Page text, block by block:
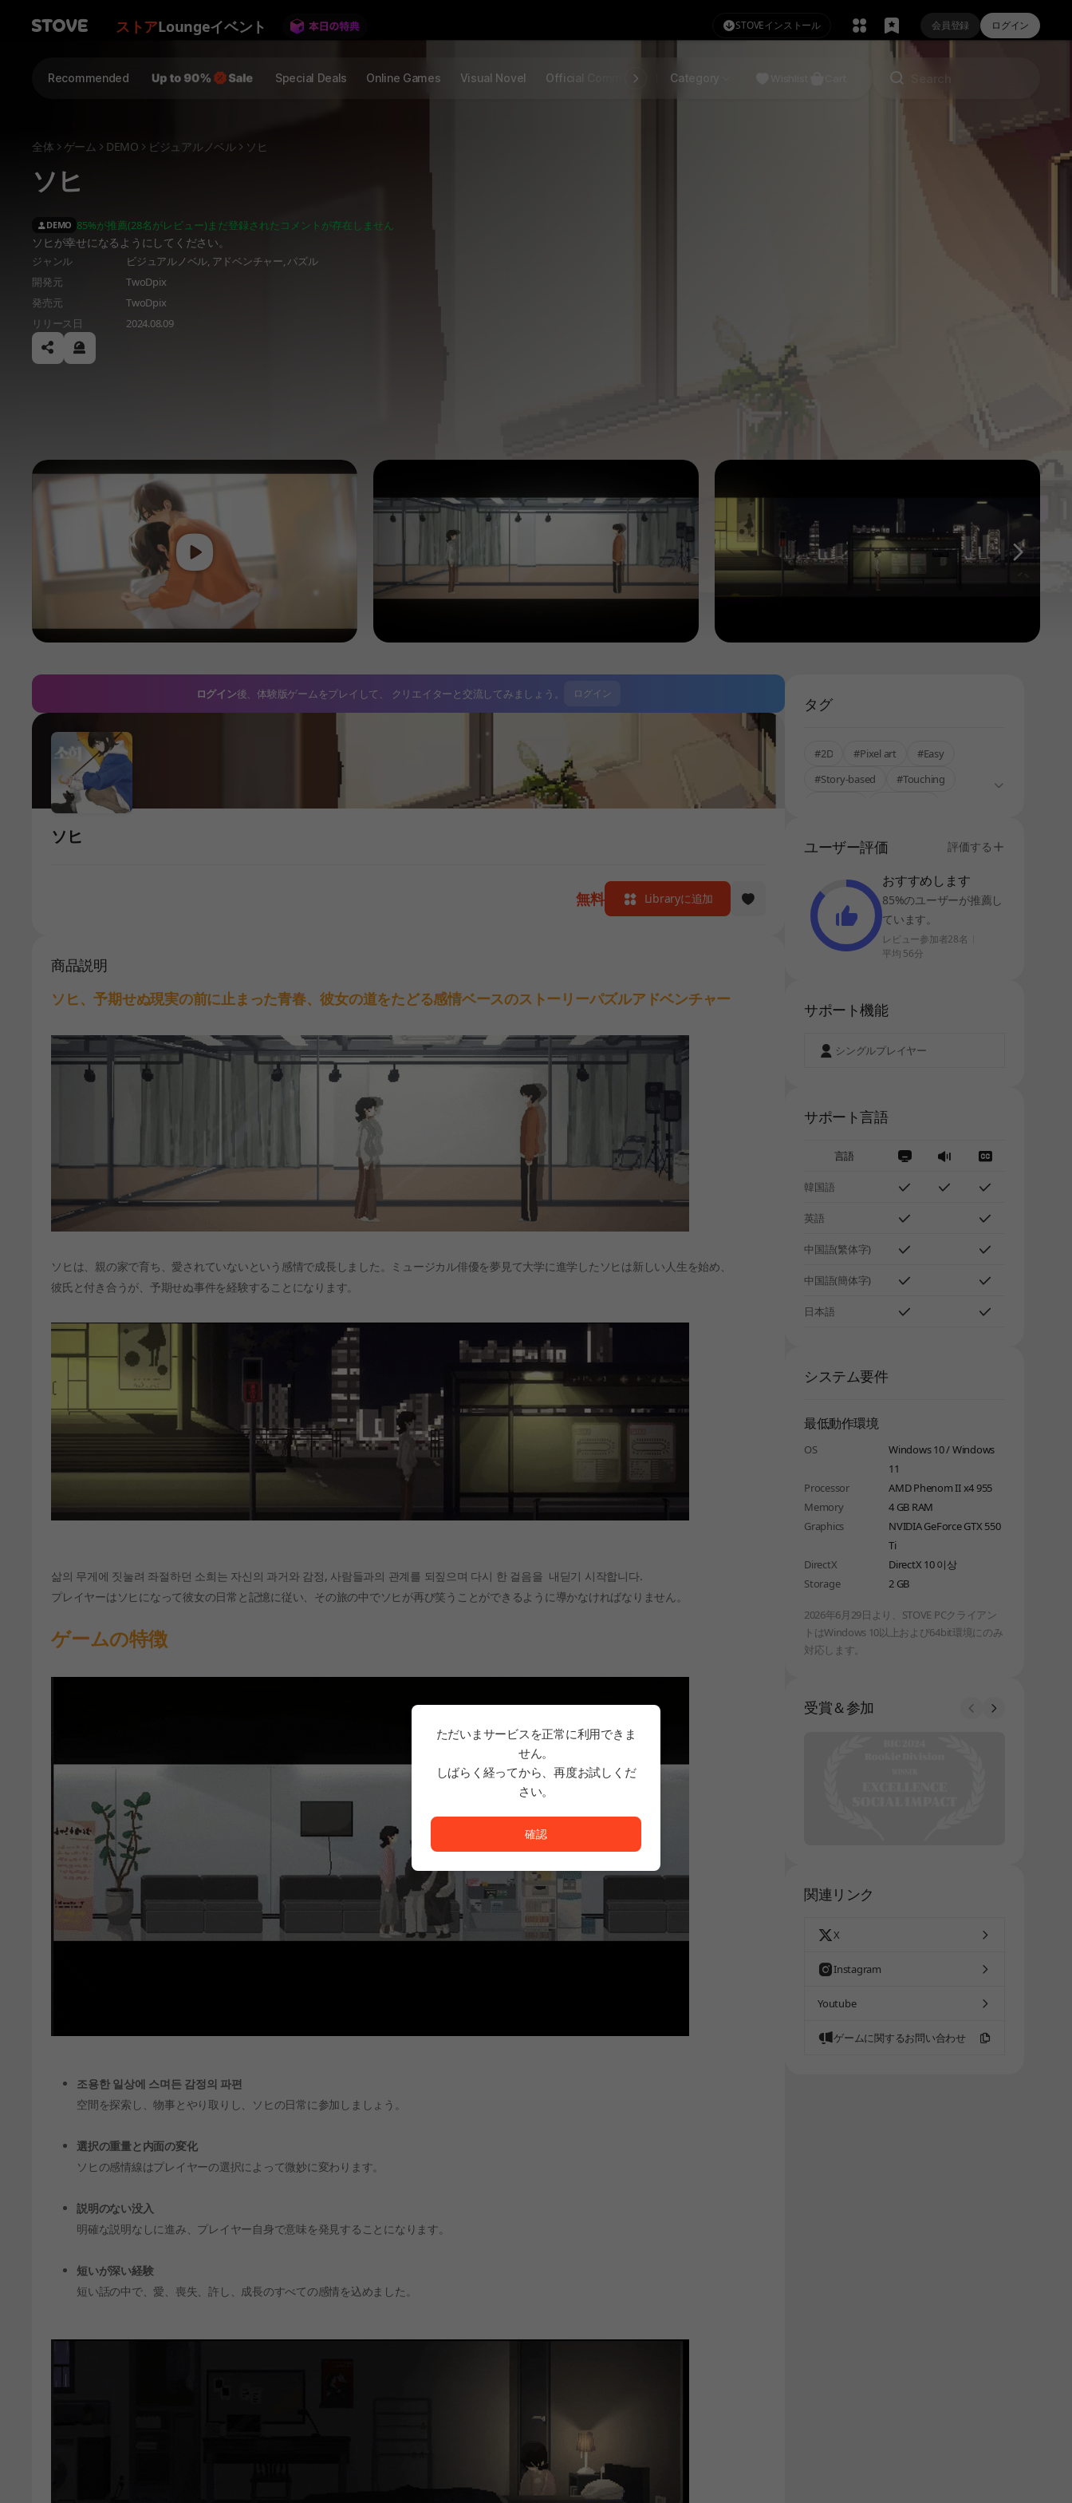
ストアLoungeイベント STOVEインストール 会員登録 ログイン
Recommended Special Deals Online Games Visual Novel Official Community STOVE INDIE
Category
全体 ゲーム DEMO ビジュアルノベル ソヒ
ソヒ
DEMO 85%が推薦(28名がレビュー)まだ登録されたコメントが存在しません
ソヒが幸せになるようにしてください。
ジャンル ビジュアルノベル, アドベンチャー,パズル
開発元
TwoDpix
発売元
TwoDpix
リリース日
2024.08.09
공유하기신고하기
Play 다음
ログイン後、体験版ゲームをプレイして、 クリエイターと交流してみましょう。 ログイン
ソヒ
無料 Libraryに追加
商品説明
ソヒ、予期せぬ現実の前に止まった青春、彼女の道をたどる感情ベースのストーリーパズルアドベンチャー
ソヒは、親の家で育ち、愛されていないという感情で成長しました。ミュージカル俳優を夢見て大学に進学したソヒは新しい人生を始め、
彼氏と付き合うが、予期せぬ事件を経験することになります。
삶의 무게에 짓눌려 좌절하던 소희는 자신의 과거와 감정, 사람들과의 관계를 되짚으며 다시 한 걸음을 내딛기 시작합니다.
プレイヤーはソヒになって彼女の日常と記憶に従い、その旅の中でソヒが再び笑うことができるように導かなければなりません。
ゲームの特徴
조용한 일상에 스며든 감정의 파편
空間を探索し、物事とやり取りし、ソヒの日常に参加しましょう。
選択の重量と内面の変化
ソヒの感情線はプレイヤーの選択によって微妙に変わります。
説明のない没入
明確な説明なしに進み、プレイヤー自身で意味を発見することになります。
短いが深い経験
短い話の中で、愛、喪失、許し、成長のすべての感情を込めました。
タグ
#2D #Pixel art
#Easy
#Story-based
#Touching
ユーザー評価 評価する
おすすめします
85%のユーザーが推薦し
ています。
レビュー参加者28名
平均 56分
サポート機能
シングルプレイヤー
サポート言語
言語
韓国語
英語
中国語(繁体字)
中国語(簡体字)
日本語
システム要件
最低動作環境
OS
Windows 10 / Windows
11
Processor
AMD Phenom II x4 955
Memory
4 GB RAM
Graphics
NVIDIA GeForce GTX 550
Ti
DirectX
DirectX 10 이상
Storage
2 GB
2026年6月29日より、STOVE PCクライアン
トはWindows 10以上および64bit環境にのみ
対応します。
受賞＆参加 Prev Next
関連リンク
X
Instagram
Youtube
ゲームに関するお問い合わせ
ただいまサービスを正常に利用できま
せん。
しばらく経ってから、再度お試しくだ
さい。
確認